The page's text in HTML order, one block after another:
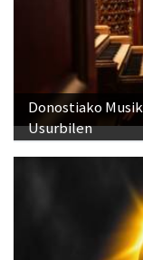
Donostiako
Usurbilen